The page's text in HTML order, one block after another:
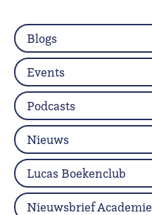
Blogs
Events
Podcasts
Nieuws
Lucas Boekenclub
Nieuwsbrief Academie